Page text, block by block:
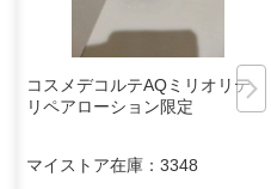
コスメデコルテAQミリオリティ
リペアローション限定
マイストア在庫： 3348